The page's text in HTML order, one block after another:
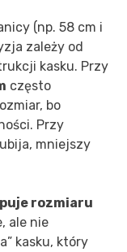
(np. 58 cm i
zależy od
kasku. Przy
często
bo
Przy
mniejszy
rozmiaru
ale nie
kasku, który